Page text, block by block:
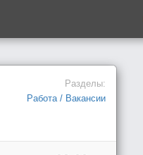
Разделы:
Работа / Вакансии